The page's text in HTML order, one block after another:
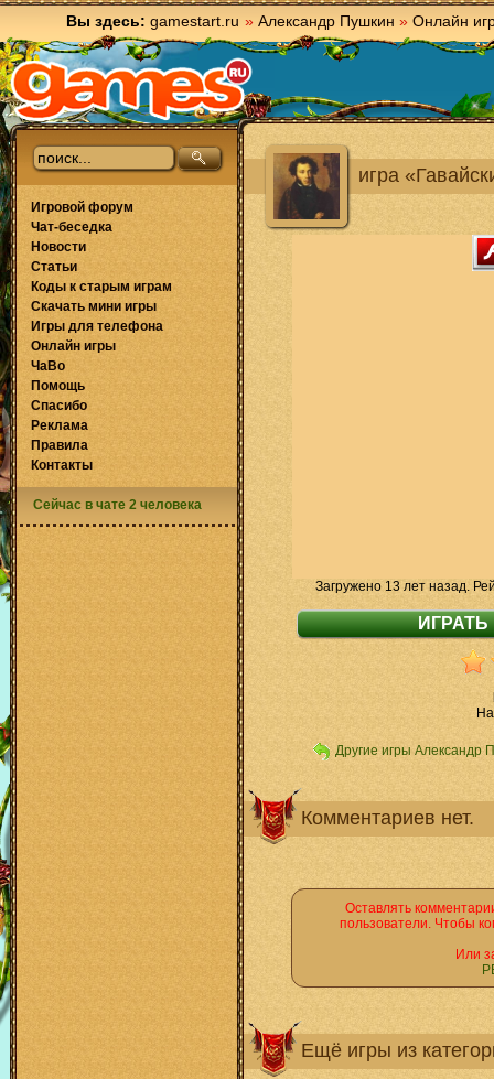
Вы здесь: gamestart.ru » Александр Пушкин » Онлайн
игра
Загружено 13 лет назад.
Другие игры Александр
Комментариев нет.
Оставлять
пользователи. Чтобы
Или
Ещё игры из
Игровой форум
Чат-беседка
Новости
Статьи
Коды к старым играм
Скачать мини игры
Игры для телефона
Онлайн игры
ЧаВо
Помощь
Спасибо
Реклама
Правила
Контакты
Сейчас в чате 2 человека